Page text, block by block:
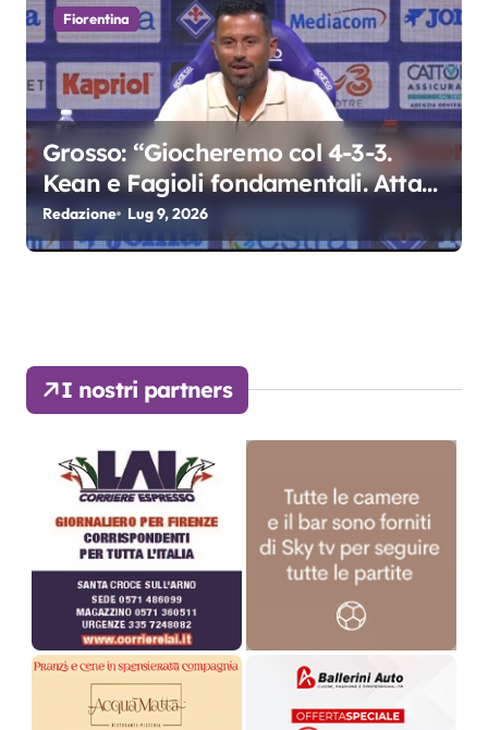
Fiorentina
Grosso: “Giocheremo col 4-3-3.
Kean e Fagioli fondamentali. Atta
grande colpo”
Redazione Lug 9, 2026
I nostri partners